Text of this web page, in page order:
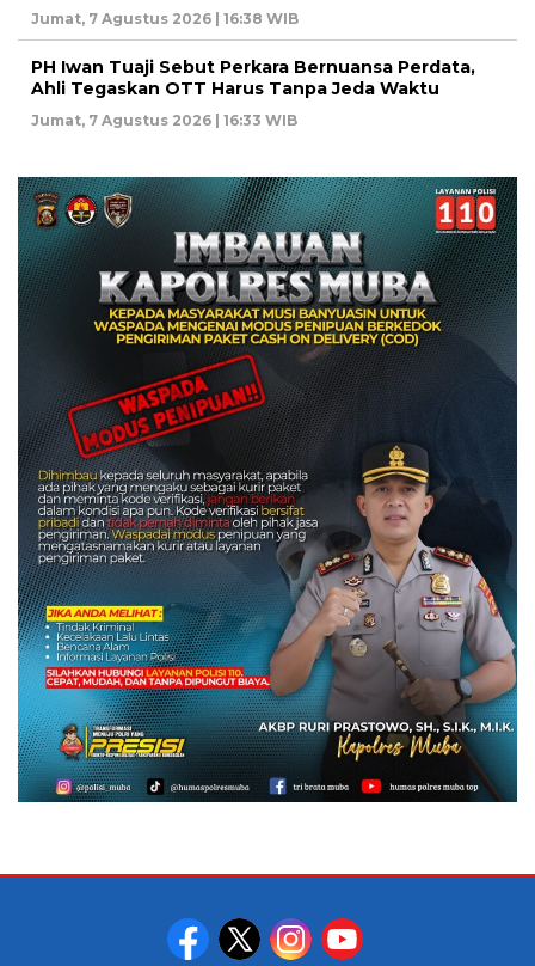
Jumat, 7 Agustus 2026 | 16:38 WIB
PH Iwan Tuaji Sebut Perkara Bernuansa Perdata,
Ahli Tegaskan OTT Harus Tanpa Jeda Waktu
Jumat, 7 Agustus 2026 | 16:33 WIB